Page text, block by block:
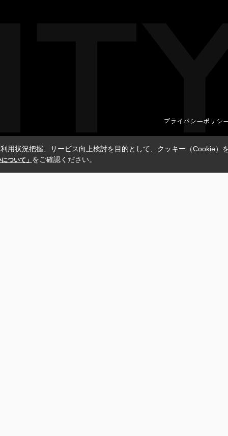
プライバシーポリシ
用状況把握、サービス向上検討を目的として、クッキー（Cookie）
ついて」 をご確認ください。